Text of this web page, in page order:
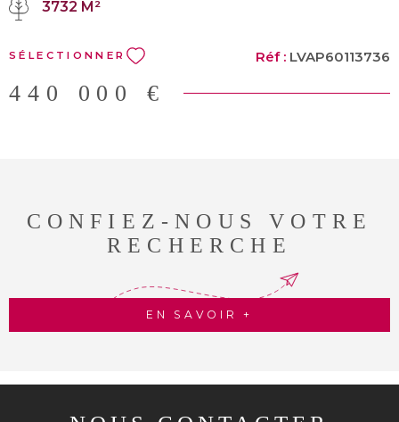
nombreux fruitiers et d'un superbe saule pleureur apportant une
journées d'été. Un bien plein de caractère, rare sur le secteur, qui
allie charme et cadre naturel à proximité immédiate des commodités
! Pour plus d'informations ou organiser une visite, contactez-nous
3732 M²
SÉLECTIONNER Réf : LVAP60113736
440 000 €
CONFIEZ-NOUS VOTRE
RECHERCHE
EN SAVOIR +